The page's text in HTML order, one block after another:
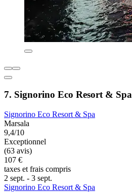
7. Signorino Eco Resort & Spa
Signorino Eco Resort & Spa
Marsala
9,4/10
Exceptionnel
(63 avis)
107 €
taxes et frais compris
2 sept. - 3 sept.
Signorino Eco Resort & Spa